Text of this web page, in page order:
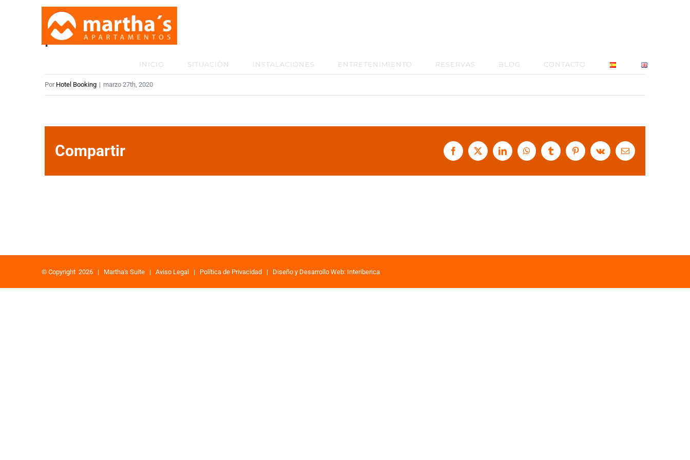
INICIO SITUACIÓN INSTALACIONES ENTRETENIMIENTO RESERVAS BLOG CONTACTO
portals
Por Hotel Booking | marzo 27th, 2020
Compartir Facebook
X LinkedInWhatsAppTumblrPinterestVk
Correo
electrónico
© Copyright2026 | Martha's Suite |Aviso Legal | Política de Privacidad | Diseño y Desarrollo Web: Interiberica